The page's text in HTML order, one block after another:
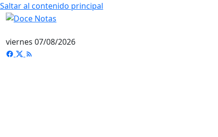
Saltar al contenido principal
viernes 07/08/2026